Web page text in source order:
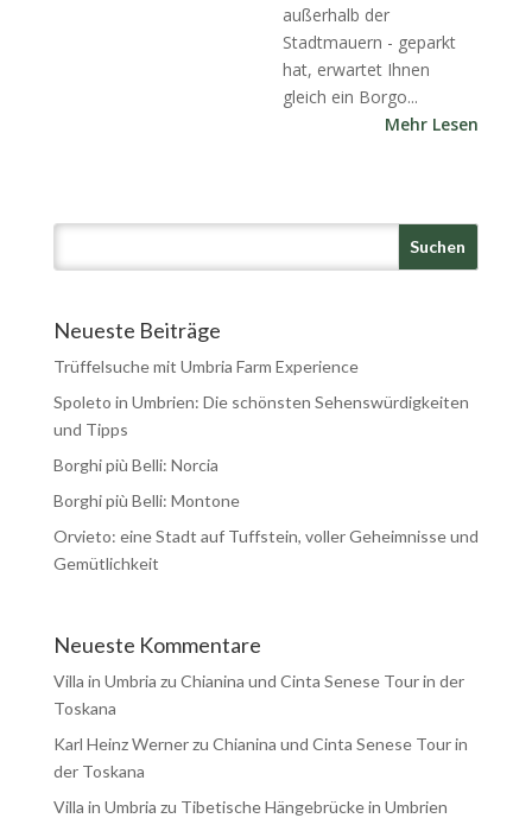
außerhalb der
Stadtmauern - geparkt
hat, erwartet Ihnen
gleich ein Borgo...
Mehr Lesen
Neueste Beiträge
Trüffelsuche mit Umbria Farm Experience
Spoleto in Umbrien: Die schönsten Sehenswürdigkeiten
und Tipps
Borghi più Belli: Norcia
Borghi più Belli: Montone
Orvieto: eine Stadt auf Tuffstein, voller Geheimnisse und
Gemütlichkeit
Neueste Kommentare
Villa in Umbria zu Chianina und Cinta Senese Tour in der
Toskana
Karl Heinz Wernerzu Chianina und Cinta Senese Tour in
der Toskana
Villa in Umbria zu Tibetische Hängebrücke in Umbrien